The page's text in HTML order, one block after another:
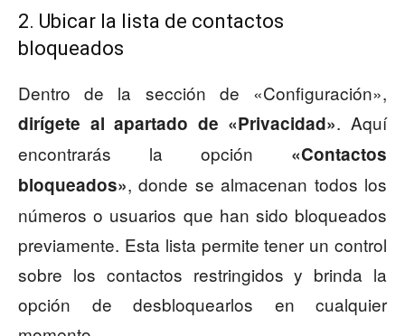
2. Ubicar la lista de contactos
bloqueados
Dentro de la sección de «Configuración»,
dirígete al apartado de «Privacidad». Aquí
encontrarás la opción «Contactos
bloqueados», donde se almacenan todos los
números o usuarios que han sido bloqueados
previamente. Esta lista permite tener un control
sobre los contactos restringidos y brinda la
opción de desbloquearlos en cualquier